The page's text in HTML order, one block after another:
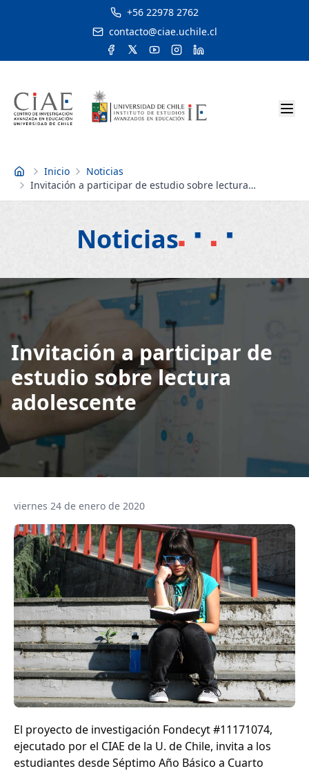
+56 22978 2762
contacto@ciae.uchile.cl
Inicio Inicio
Noticias
Invitación a participar de estudio sobre lectura
adolescente
Noticias
Invitación a participar de
estudio sobre lectura
adolescente
viernes 24 de enero de 2020
El proyecto de investigación Fondecyt #11171074,
ejecutado por el CIAE de la U. de Chile, invita a los
estudiantes desde Séptimo Año Básico a Cuarto